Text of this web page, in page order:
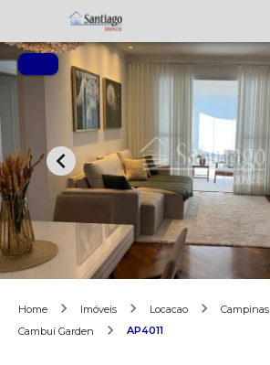
Home Imóveis Locacao Campinas
Cambuí Garden
AP4011